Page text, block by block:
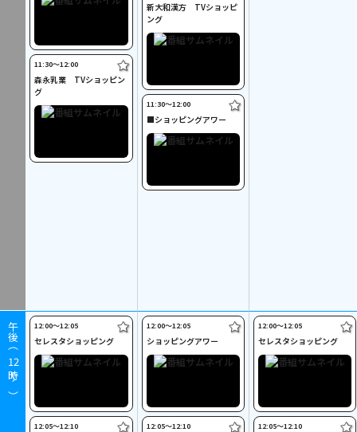
午後（
12
時～）
11:30〜12:00
森永乳業 TVショッピン
グ
新大和漢方 TVショッピ
ング
11:30〜12:00
■ショッピングアワー
12:00〜12:05
セレスタショッピング
12:05〜12:10
12:00〜12:05
ショッピングアワー
12:05〜12:10
12:00〜12:05
セレスタショッピング
12:05〜12:10